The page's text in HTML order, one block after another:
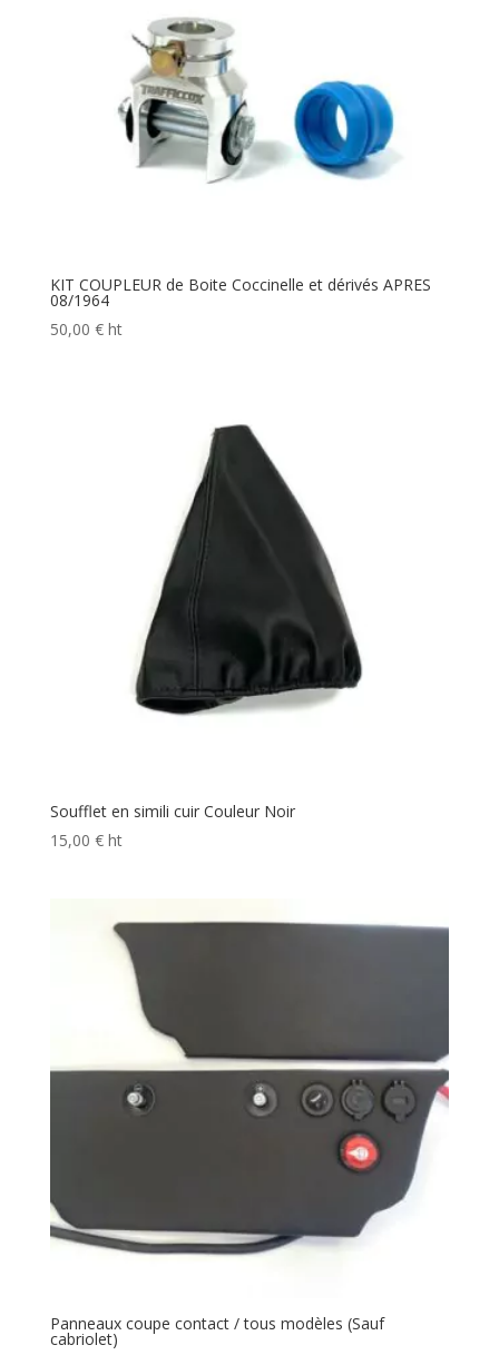
KIT COUPLEUR de Boite Coccinelle et dérivés APRES
08/1964
50,00 € ht
Soufflet en simili cuir Couleur Noir
15,00 € ht
Panneaux coupe contact / tous modèles (Sauf
cabriolet)